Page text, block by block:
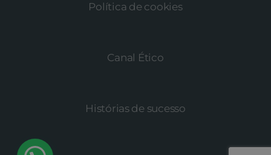
Política de cookies
Canal Ético
Histórias de sucesso